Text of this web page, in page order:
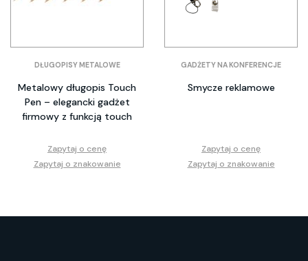
DŁUGOPISY METALOWE
Metalowy długopis Touch
Pen – elegancki gadżet
firmowy z funkcją touch
Zapytaj o cenę
Zapytaj o znakowanie
GADŻETY NA KONFERENCJE
Smycze reklamowe
Zapytaj o cenę
Zapytaj o znakowanie